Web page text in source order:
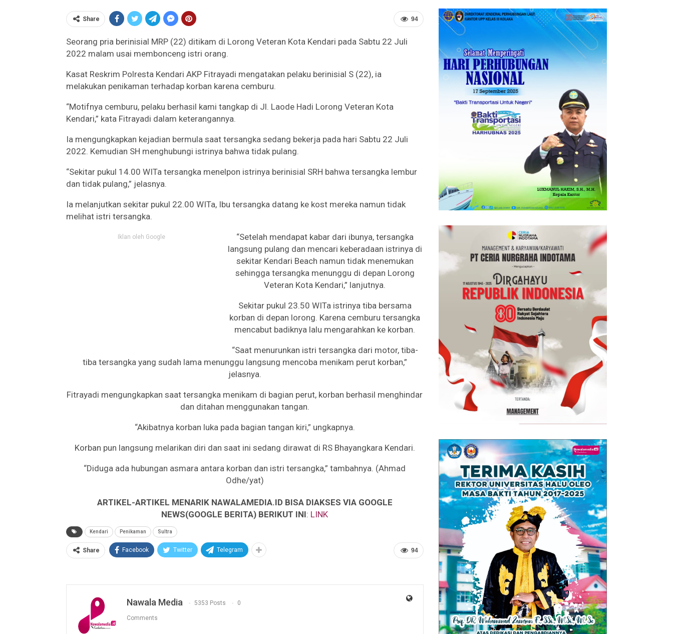
94
Share
Seorang pria berinisial MRP (22) ditikam di Lorong Veteran Kota Kendari pada Sabtu 22 Juli
2022 malam usai membonceng istri orang.
Kasat Reskrim Polresta Kendari AKP Fitrayadi mengatakan pelaku berinisial S (22), ia
melakukan penikaman terhadap korban karena cemburu.
“Motifnya cemburu, pelaku berhasil kami tangkap di Jl. Laode Hadi Lorong Veteran Kota
Kendari,” kata Fitrayadi dalam keterangannya.
Ia mengungkapkan kejadian bermula saat tersangka sedang bekerja pada hari Sabtu 22 Juli
2022. Kemudian SH menghubungi istrinya bahwa tidak pulang.
“Sekitar pukul 14.00 WITa tersangka menelpon istrinya berinisial SRH bahwa tersangka lembur
dan tidak pulang,” jelasnya.
Ia melanjutkan sekitar pukul 22.00 WITa, Ibu tersangka datang ke kost mereka namun tidak
melihat istri tersangka.
Iklan oleh Google
“Setelah mendapat kabar dari ibunya, tersangka
langsung pulang dan mencari keberadaan istrinya di
sekitar Kendari Beach namun tidak menemukan
sehingga tersangka menunggu di depan Lorong
Veteran Kota Kendari,” lanjutnya.
Sekitar pukul 23.50 WITa istrinya tiba bersama
korban di depan lorong. Karena cemburu tersangka
mencabut badiknya lalu mengarahkan ke korban.
“Saat menurunkan istri tersangka dari motor, tiba-
tiba tersangka yang sudah lama menunggu langsung mencoba menikam perut korban,”
jelasnya.
Fitrayadi mengungkapkan saat tersangka menikam di bagian perut, korban berhasil menghindar
dan ditahan menggunakan tangan.
“Akibatnya korban luka pada bagian tangan kiri,” ungkapnya.
Korban pun langsung melarikan diri dan saat ini sedang dirawat di RS Bhayangkara Kendari.
“Diduga ada hubungan asmara antara korban dan istri tersangka,” tambahnya. (Ahmad
Odhe/yat)
ARTIKEL-ARTIKEL MENARIK NAWALAMEDIA.ID BISA DIAKSES VIA GOOGLE
NEWS(GOOGLE BERITA) BERIKUT INI: LINK
Kendari Penikaman Sultra
94
Share Facebook Twitter Telegram
Nawala Media 5353 Posts 0
Comments